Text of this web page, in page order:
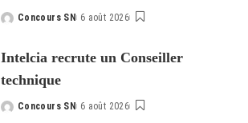
Posted
Concours SN 6 août 2026
Intelcia recrute un Conseiller
technique
Posted
Concours SN 6 août 2026